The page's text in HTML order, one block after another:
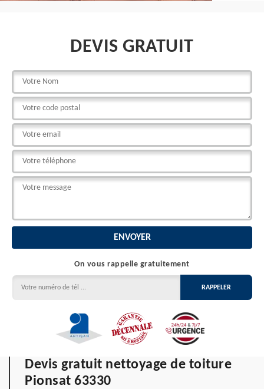
DEVIS GRATUIT
On vous rappelle gratuitement
Devis gratuit nettoyage de toiture
Pionsat 63330